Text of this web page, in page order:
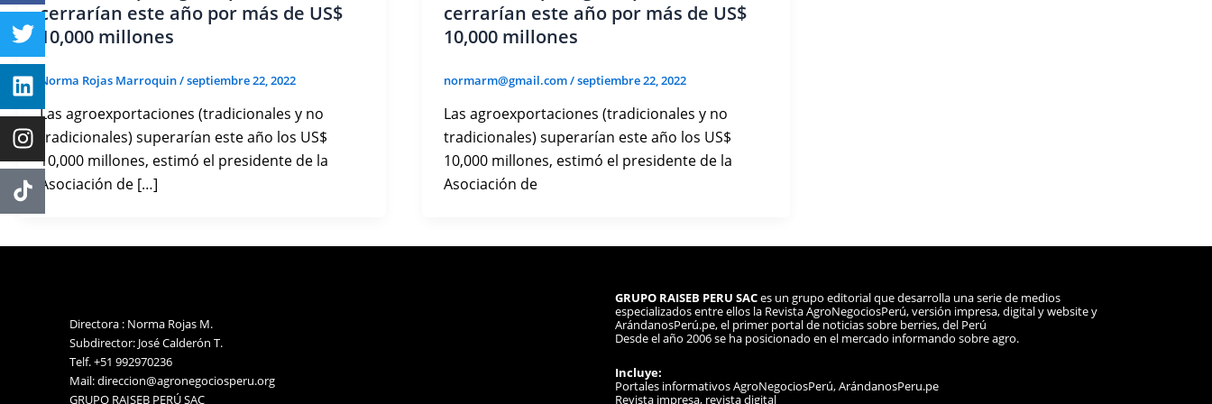
cerrarían este año por más de US$
10,000 millones
Norma Rojas Marroquin/septiembre 22, 2022
Las agroexportaciones (tradicionales y no
tradicionales) superarían este año los US$
10,000 millones, estimó el presidente de la
Asociación de […]
cerrarían este año por más de US$
10,000 millones
normarm@gmail.com/septiembre 22, 2022
Las agroexportaciones (tradicionales y no
tradicionales) superarían este año los US$
10,000 millones, estimó el presidente de la
Asociación de
Directora : Norma Rojas M.
Subdirector: José Calderón T.
Telf. +51 992970236
Mail: direccion@agronegociosperu.org
GRUPO RAISEB PERÚ SAC
GRUPO RAISEB PERU SACes un grupo editorial que desarrolla una serie de medios
especializados entre ellos la Revista AgroNegociosPerú, versión impresa, digital y website y
ArándanosPerú.pe, el primer portal de noticias sobre berries, del Perú
Desde el año 2006 se ha posicionado en el mercado informando sobre agro.
Incluye:
Portales informativos AgroNegociosPerú, ArándanosPeru.pe
Revista impresa, revista digital